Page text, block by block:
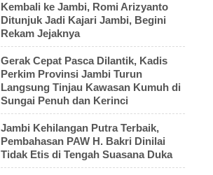
Kembali ke Jambi, Romi Arizyanto
Ditunjuk Jadi Kajari Jambi, Begini
Rekam Jejaknya
Gerak Cepat Pasca Dilantik, Kadis
Perkim Provinsi Jambi Turun
Langsung Tinjau Kawasan Kumuh di
Sungai Penuh dan Kerinci
Jambi Kehilangan Putra Terbaik,
Pembahasan PAW H. Bakri Dinilai
Tidak Etis di Tengah Suasana Duka